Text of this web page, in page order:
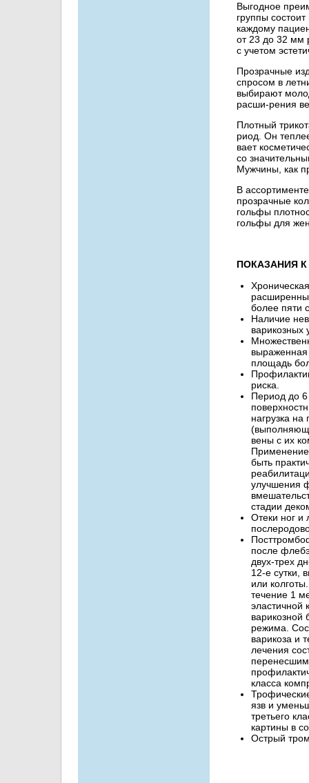
Выгодное
группы
каждому
от 23 до 32 мм
с учетом
Прозрачные
спросом в
выбирают
расши-рения
Плотный
риод. Он
вает
со
Мужчины, как
В
прозрачные
гольфы
гольфы для
ПОКАЗАНИЯ
более пяти
Наличие
варикозных
площадь
риска.
Период до
нагрузка на
вены с их
быть
улучшения
стадии
Отеки ног
после
двух-трех
12-е сутки,
или
течение 1
эластичной
варикозной
режима.
варикоза и
лечения
перенесшим
класса
язв и
третьего
картины в
Острый